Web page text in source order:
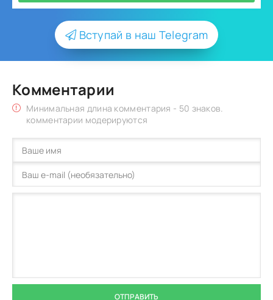
Вступай в наш Telegram
Комментарии
Минимальная длина комментария - 50 знаков.
комментарии модерируются
ОТПРАВИТЬ